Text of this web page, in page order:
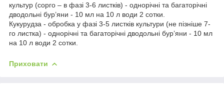
культур (сорго – в фазі 3-6 листків) - однорічні та багаторічні
дводольні бур’яни - 10 мл на 10 л води 2 сотки.
Кукурудза - обробка у фазі 3-5 листків культури (не пізніше 7-
го листка) - однорічні та багаторічні дводольні бур’яни - 10 мл
на 10 л води 2 сотки.
Приховати